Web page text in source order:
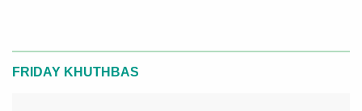
FRIDAY KHUTHBAS